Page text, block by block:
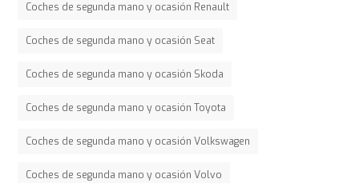
Coches de segunda mano y ocasión Renault
Coches de segunda mano y ocasión Seat
Coches de segunda mano y ocasión Skoda
Coches de segunda mano y ocasión Toyota
Coches de segunda mano y ocasión Volkswagen
Coches de segunda mano y ocasión Volvo